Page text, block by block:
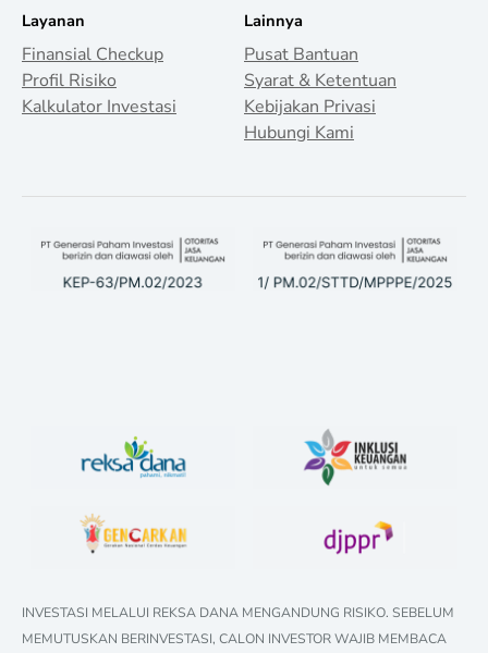
Layanan
Finansial Checkup
Profil Risiko
Kalkulator Investasi
Lainnya
Pusat Bantuan
Syarat & Ketentuan
Kebijakan Privasi
Hubungi Kami
INVESTASI MELALUI REKSA DANA MENGANDUNG RISIKO. SEBELUM
MEMUTUSKAN BERINVESTASI, CALON INVESTOR WAJIB MEMBACA